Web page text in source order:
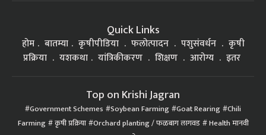
Quick Links
होम बातम्या कृषीपीडिया फलोत्पादन पशुसंवर्धन
कृषी
प्रक्रिया
यशकथा यांत्रिकीकरण शिक्षण आरोग्य इतर
Top on Krishi Jagran
Government Schemes Soybean Farming Goat Rearing Chili
Farming कृषी प्रक्रिया Orchard planting / फळबाग लागवड Health मानवी